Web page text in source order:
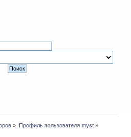
» Профиль пользователя myst»